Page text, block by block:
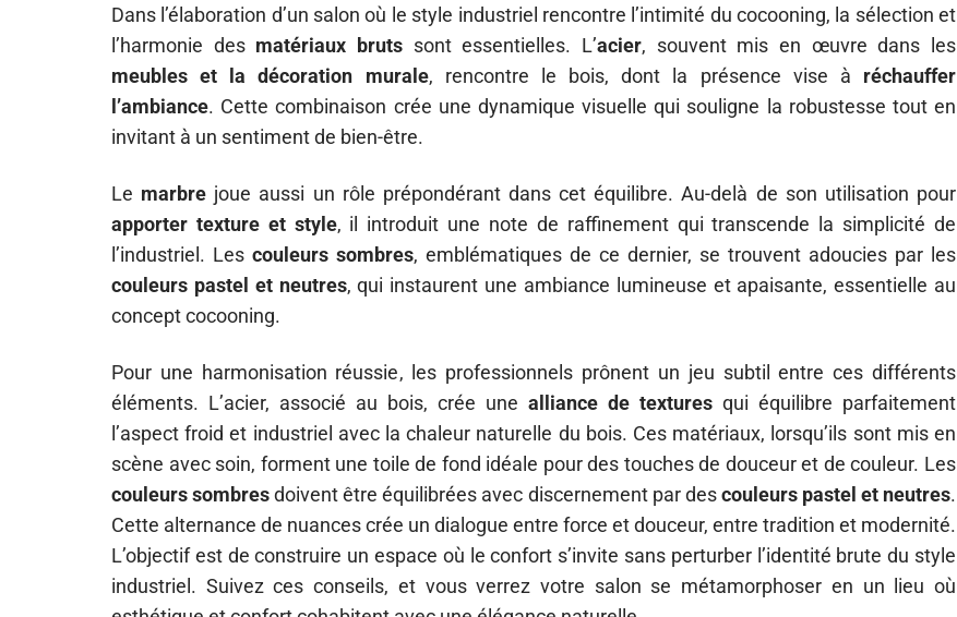
Dans l’élaboration d’un salon où le style industriel rencontre l’intimité du cocooning, la sélection et
l’harmonie des matériaux bruts sont essentielles. L’acier, souvent mis en œuvre dans les
meubles et la décoration murale, rencontre le bois, dont la présence vise à réchauffer
l’ambiance. Cette combinaison crée une dynamique visuelle qui souligne la robustesse tout en
invitant à un sentiment de bien-être.
Le marbre joue aussi un rôle prépondérant dans cet équilibre. Au-delà de son utilisation pour
apporter texture et style, il introduit une note de raffinement qui transcende la simplicité de
l’industriel. Les couleurs sombres, emblématiques de ce dernier, se trouvent adoucies par les
couleurs pastel et neutres, qui instaurent une ambiance lumineuse et apaisante, essentielle au
concept cocooning.
Pour une harmonisation réussie, les professionnels prônent un jeu subtil entre ces différents
éléments. L’acier, associé au bois, crée une alliance de textures qui équilibre parfaitement
l’aspect froid et industriel avec la chaleur naturelle du bois. Ces matériaux, lorsqu’ils sont mis en
scène avec soin, forment une toile de fond idéale pour des touches de douceur et de couleur. Les
couleurs sombresdoivent être équilibrées avec discernement par descouleurs pastel et neutres.
Cette alternance de nuances crée un dialogue entre force et douceur, entre tradition et modernité.
L’objectif est de construire un espace où le confort s’invite sans perturber l’identité brute du style
industriel. Suivez ces conseils, et vous verrez votre salon se métamorphoser en un lieu où